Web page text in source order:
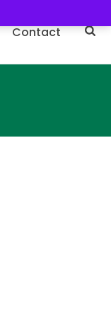
Contact